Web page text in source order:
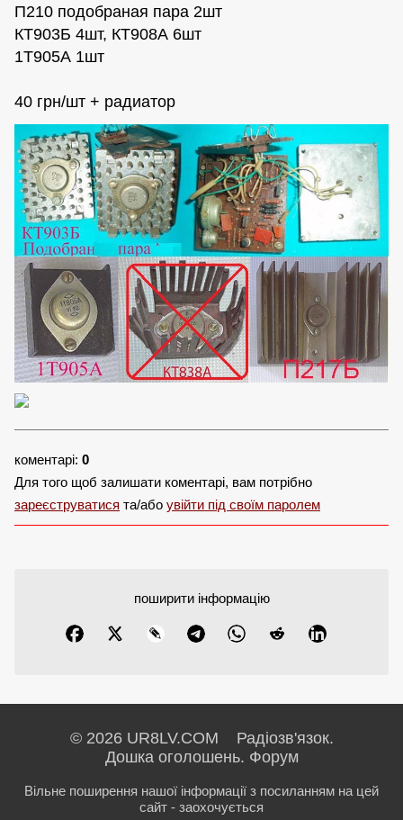
П210 подобраная пара 2шт
КТ903Б 4шт, КТ908А 6шт
1Т905А 1шт
40 грн/шт + радиатор
коментарі: 0
Для того щоб залишати коментарі, вам потрібно
зареєструватися та/або увійти під своїм паролем
поширити інформацію
© 2026 UR8LV.COM Радіозв'язок.
Дошка оголошень. Форум
Вільне поширення нашої інформації з посиланням на цей
сайт - заохочується